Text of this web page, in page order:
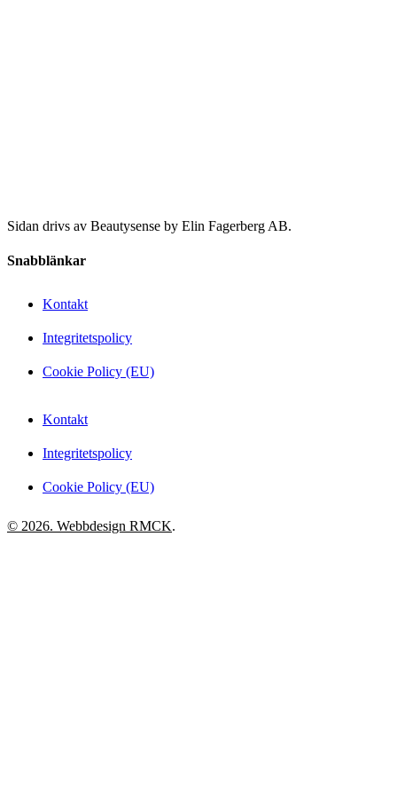
Sidan drivs av Beautysense by Elin Fagerberg AB.
Snabblänkar
Kontakt
Integritetspolicy
Cookie Policy (EU)
Kontakt
Integritetspolicy
Cookie Policy (EU)
© 2026. Webbdesign RMCK.